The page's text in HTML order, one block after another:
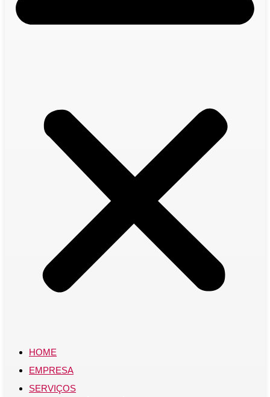
HOME
EMPRESA
SERVIÇOS